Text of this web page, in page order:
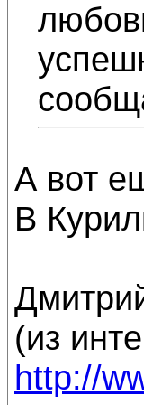
А вот
В
(из
http://